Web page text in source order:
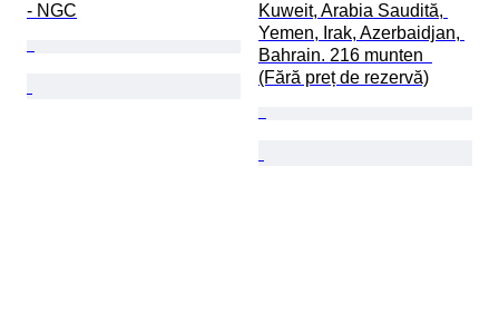
- NGC
Kuweit, Arabia Saudită,
Yemen, Irak, Azerbaidjan,
Bahrain. 216 munten
(Fără preț de rezervă)